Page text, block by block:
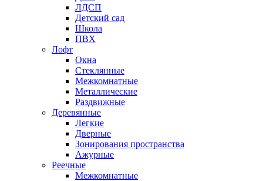
ЛДСП
Детский сад
Школа
ПВХ
Лофт
Окна
Стеклянные
Межкомнатные
Металлические
Раздвижные
Деревянные
Легкие
Дверные
Зонирования пространства
Ажурные
Реечные
Межкомнатные